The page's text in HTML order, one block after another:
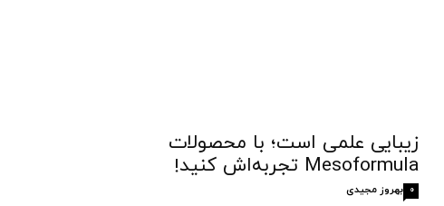
زیبایی علمی است؛ با محصولات
Mesoformula تجربه‌اش کنید!
بهروز مجیدی 0